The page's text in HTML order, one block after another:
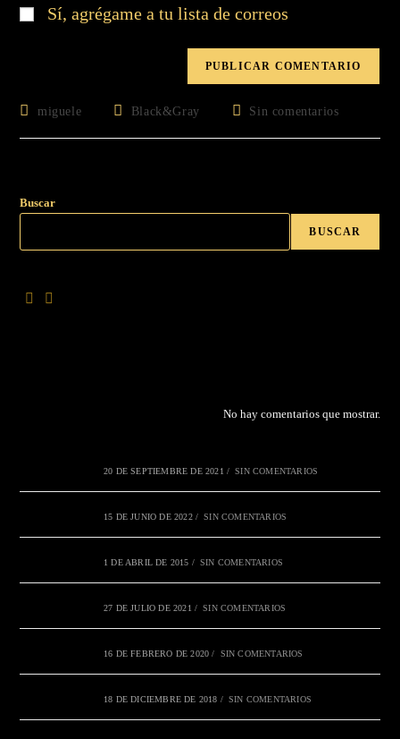
Sí, agrégame a tu lista de correos
miguele Black&Gray Sin comentarios
Buscar
BUSCAR
No hay comentarios que mostrar.
20 DE SEPTIEMBRE DE 2021 / SIN COMENTARIOS
15 DE JUNIO DE 2022 / SIN COMENTARIOS
1 DE ABRIL DE 2015 / SIN COMENTARIOS
27 DE JULIO DE 2021 / SIN COMENTARIOS
16 DE FEBRERO DE 2020 / SIN COMENTARIOS
18 DE DICIEMBRE DE 2018 / SIN COMENTARIOS